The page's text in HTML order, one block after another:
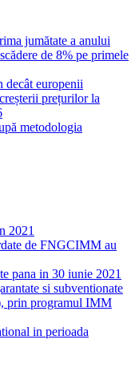
jumătate a anului
de 8% pe primele
decât europenii
prețurilor la
metodologia
2021
de FNGCIMM au
pana in 30 iunie 2021
si subventionate
prin programul IMM
in perioada